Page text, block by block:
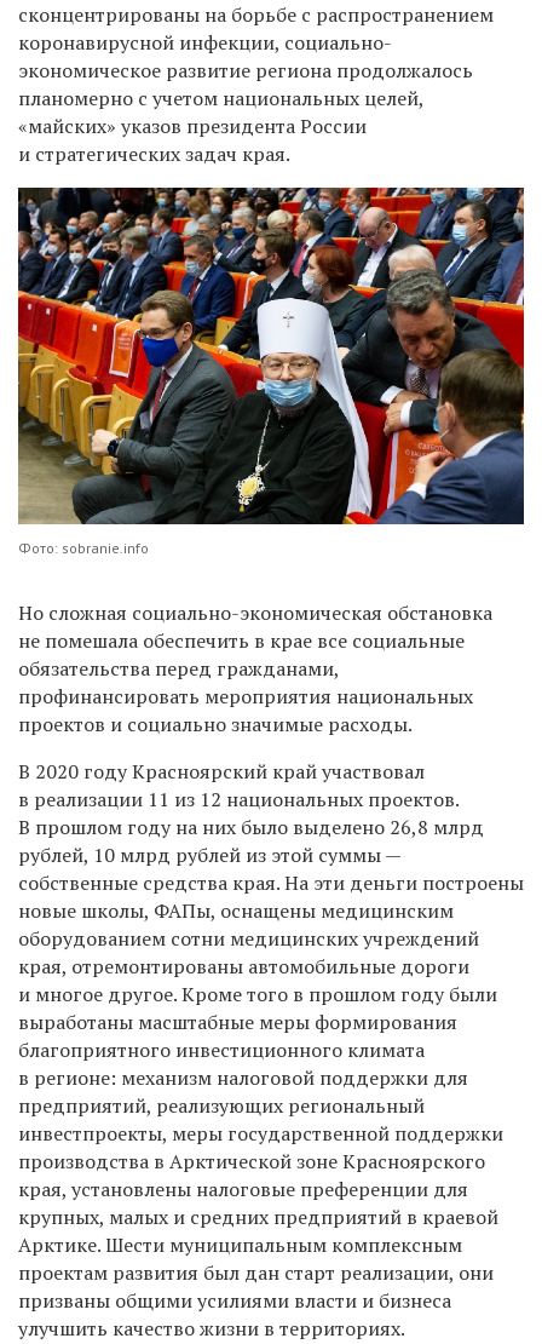
сконцентрированы на борьбе с распространением
коронавирусной инфекции, социально-
экономическое развитие региона продолжалось
планомерно с учетом национальных целей,
«майских» указов президента России
и стратегических задач края.
Фото: sobranie.info
Но сложная социально-экономическая обстановка
не помешала обеспечить в крае все социальные
обязательства перед гражданами,
профинансировать мероприятия национальных
проектов и социально значимые расходы.
В 2020 году Красноярский край участвовал
в реализации 11 из 12 национальных проектов.
В прошлом году на них было выделено 26,8 млрд
рублей, 10 млрд рублей из этой суммы —
собственные средства края. На эти деньги построены
новые школы, ФАПы, оснащены медицинским
оборудованием сотни медицинских учреждений
края, отремонтированы автомобильные дороги
и многое другое. Кроме того в прошлом году были
выработаны масштабные меры формирования
благоприятного инвестиционного климата
в регионе: механизм налоговой поддержки для
предприятий, реализующих региональный
инвестпроекты, меры государственной поддержки
производства в Арктической зоне Красноярского
края, установлены налоговые преференции для
крупных, малых и средних предприятий в краевой
Арктике. Шести муниципальным комплексным
проектам развития был дан старт реализации, они
призваны общими усилиями власти и бизнеса
улучшить качество жизни в территориях.